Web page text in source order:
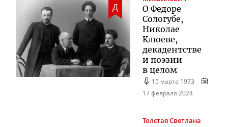
Д
О Федоре
Сологубе,
Николае
Клюеве,
декадентстве
и поэзии
в целом
15 марта 1973
17 февраля 2024
ТолстаяСветлана